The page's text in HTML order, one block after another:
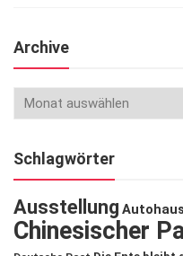
Archive
Schlagwörter
Ausstellung
Chinesischer